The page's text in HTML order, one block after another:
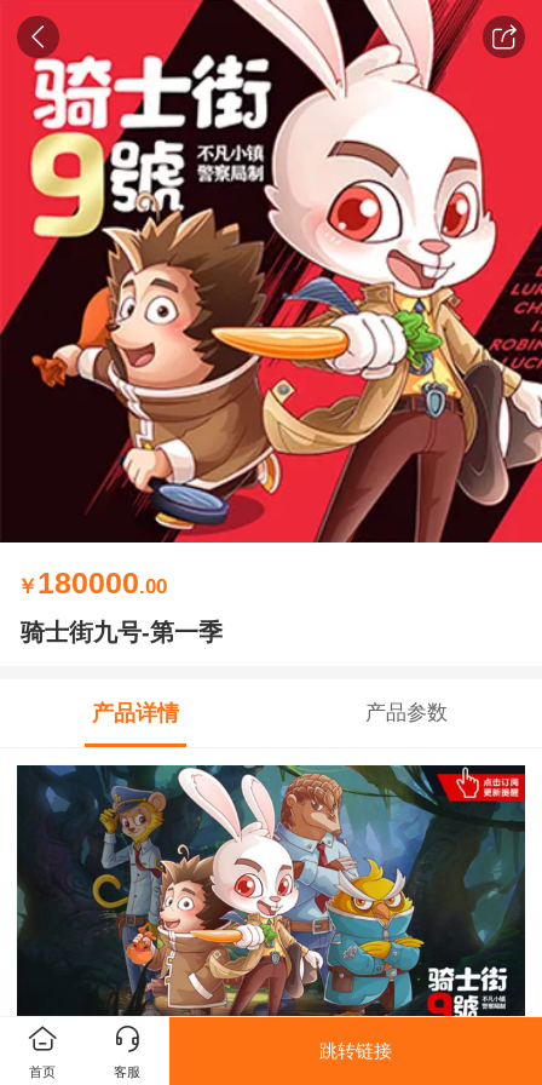
￥ 180000.00
骑士街九号-第一季
产品详情 产品参数
首页 客服
跳转链接